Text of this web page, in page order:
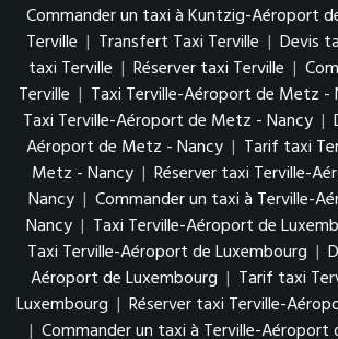
Commander un taxi à Kuntzig-Aéroport
Terville | Transfert Taxi Terville | Devis
taxi Terville | Réserver taxi Terville |
Terville | Taxi Terville-Aéroport de Metz -
Taxi Terville-Aéroport de Metz - Nancy |
Aéroport de Metz - Nancy | Tarif taxi
Metz - Nancy | Réserver taxi Terville-
Nancy | Commander un taxi à Terville-
Nancy | Taxi Terville-Aéroport de
Taxi Terville-Aéroport de Luxembourg |
Aéroport de Luxembourg | Tarif taxi
Luxembourg | Réserver taxi Terville-
| Commander un taxi à Terville-Aéroport